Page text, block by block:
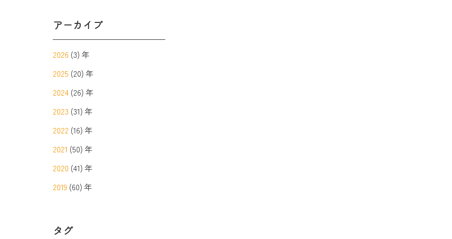
アーカイブ
2026 (3) 年
2025 (20) 年
2024(26) 年
2023 (31) 年
2022 (16) 年
2021 (50) 年
2020 (41) 年
2019 (60) 年
タグ